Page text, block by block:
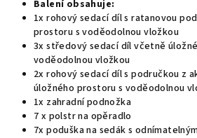
Balení obsahuje:
1x rohový sedací díl s ratanovou
prostoru s voděodolnou vložkou
3x středový sedací díl včetně
voděodolnou vložkou
2x rohový sedací díl s područkou z
úložného prostoru s voděodolnou
1x zahradní podnožka
7 x polstr na opěradlo
7x poduška na sedák s